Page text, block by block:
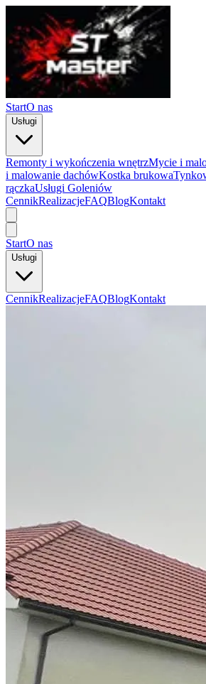
StartO nas
Usługi
Remonty i wykończenia wnętrzMycie i
i malowanie dachówKostka brukowa
rączkaUsługi Goleniów
CennikRealizacjeFAQBlogKontakt
StartO nas
Usługi
CennikRealizacjeFAQBlogKontakt